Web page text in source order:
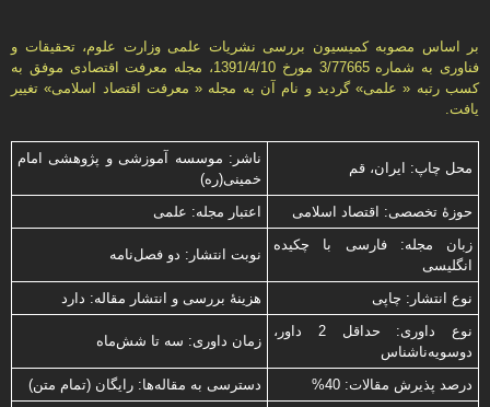
بر اساس مصوبه کمیسیون بررسی نشریات علمی وزارت علوم، تحقیقات و
فناوری به شماره 3/77665 مورخ 1391/4/10، مجله معرفت اقتصادی موفق به
کسب رتبه « علمی» گردید و نام آن به مجله « معرفت اقتصاد اسلامی» تغییر
یافت.
محل چاپ: ایران، قم
ناشر: موسسه آموزشی و پژوهشی امام
خمینی(ره)
حوزۀ تخصصی: اقتصاد اسلامی
اعتبار مجله: علمی
زبان مجله: فارسی با چكیده
انگلیسی
نوبت انتشار: دو فصل‌نامه
نوع انتشار: چاپی
هزینۀ بررسی و انتشار مقاله: دارد
نوع داوری: حداقل 2 داور،
دوسویه‌ناشناس
زمان داوری: سه تا شش‌ماه
درصد پذیرش مقالات: 40%
دسترسی به مقاله‌ها: رایگان (تمام متن)